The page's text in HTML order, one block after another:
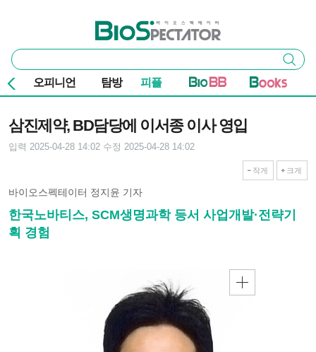
바이오스펙테이터
통
합
검
색
검색
오피니언 탐방 피플
삼진제약, BD담당에 이서종 이사 영입
입력 2025-04-28 14:02 수정 2025-04-28 14:02
작게 크게
바이오스펙테이터 정지윤 기자
한국노바티스, SCM생명과학 등서 사업개발·전략기
획 경험